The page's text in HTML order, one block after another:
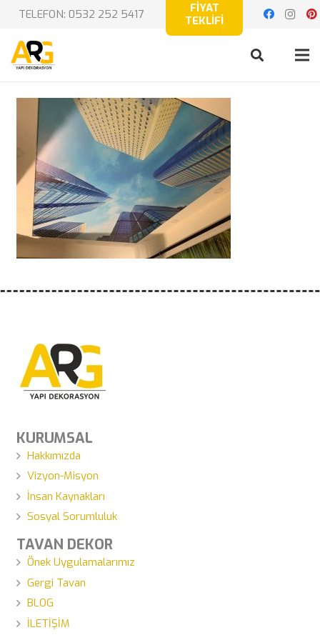
TELEFON: 0532 252 5417
FİYAT
TEKLİFİ
KURUMSAL
Hakkımızda
Vizyon-Misyon
İnsan Kaynakları
Sosyal Sorumluluk
TAVAN DEKOR
Önek Uygulamalarımız
Gergi Tavan
BLOG
İLETİŞİM